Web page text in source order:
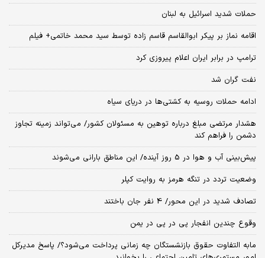
حملات شدید اسرائیل به لبنان
اقامه نماز بر پیکر ابوالقاسم قاسم زاده توسط سید محمد خاتمی+ فیلم
ترامپ در برابر ایران اعلام پیروزی کرد
نفت گران شد
ادامه حملات روسیه به کشتی‌ها در دریای سیاه
هشدار مرتضی مبلغ درباره توهین به مسئولان کشور/ می‌تواند زمینه تجاوز
دشمن را فراهم کند
پیش‌بینی آب و هوا در 5 روز آینده/ این مناطق بارانی می‌شوند
وضعیت تردد در تنگه هرمز به روایت کپلر
تصادف شدید در این محور/ 4 نفر جان باختند
وقوع چندین انفجار پی در پی در یمن
مابه التفاوت حقوق بازنشستگان چه زمانی پرداخت می‌شود؟/ پاسخ مدیرکل